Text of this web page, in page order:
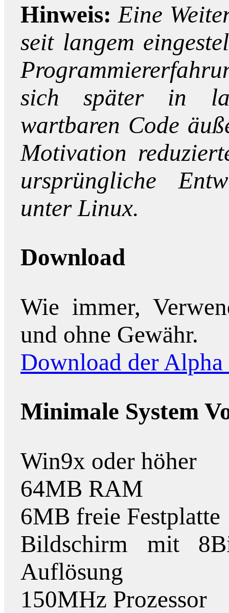
Hinweis: Eine
seit langem
sich später in
wartbaren Code
Motivation
ursprüngliche
unter Linux.
Download
Wie immer,
und ohne Gewähr.
Download der
Minimale System
Win9x oder höher
64MB RAM
6MB freie Festplatte
Bildschirm mit
Auflösung
150MHz Prozessor